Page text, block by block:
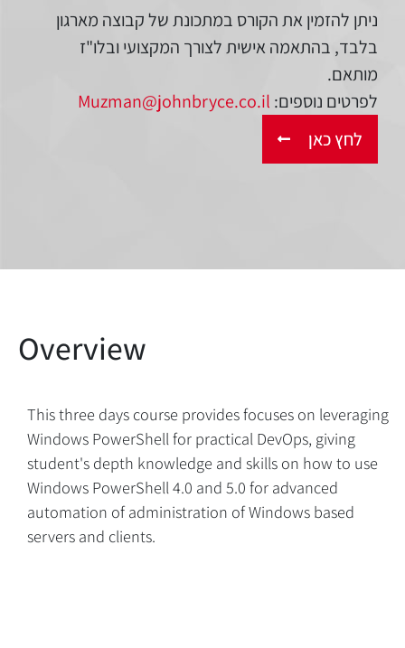
ניתן להזמין את הקורס במתכונת של קבוצה מארגון
בלבד, בהתאמה אישית לצורך המקצועי ובלו"ז
מותאם.
לפרטים נוספים: Muzman@johnbryce.co.il
לחץ כאן
This three days course provides focuses on leveraging
Windows PowerShell for practical DevOps, giving
student's depth knowledge and skills on how to use
Windows PowerShell 4.0 and 5.0 for advanced
automation of administration of Windows based
servers and clients.